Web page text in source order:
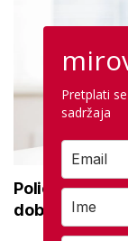
Policija
Pretplati
sadržaja